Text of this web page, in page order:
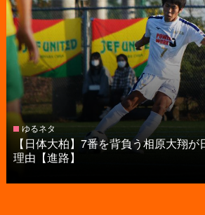
ゆるネタ
【日体大柏】7番を背負う相原大翔
理由【進路】